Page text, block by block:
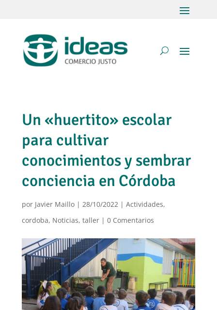
Un «huertito» escolar
para cultivar
conocimientos y sembrar
conciencia en Córdoba
por Javier Maillo| 28/10/2022 | Actividades,
cordoba, Noticias, taller| 0 Comentarios